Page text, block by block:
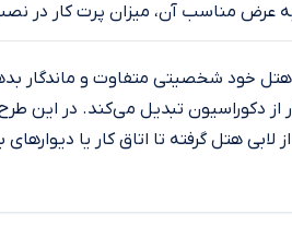
عرض مناسب آن، میزان پرت کار در
خود شخصیتی متفاوت و ماندگار
دکوراسیون تبدیل می‌کند. در این
لابی هتل گرفته تا اتاق کار یا